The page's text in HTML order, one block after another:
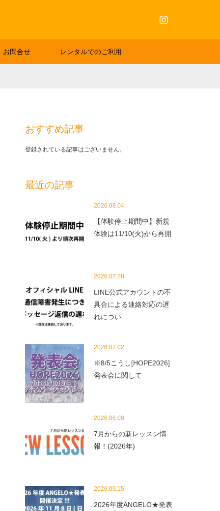
お問合せ レンタルでのご利用
おすすめ記事
登録されている記事はございません。
最近の記事
2026.08.04
【体験停止期間中】新規
体験は11/10(火)から再開
2026.07.28
LINE公式アカウントの不
具合による連絡対応の遅
れについ…
2026.07.02
※8/5こうし[HOPE2026]
発表会に関して
2026.06.08
7月からの新レッスン情
報！(2026年)
2026.05.15
2026年度ANGELO★発表